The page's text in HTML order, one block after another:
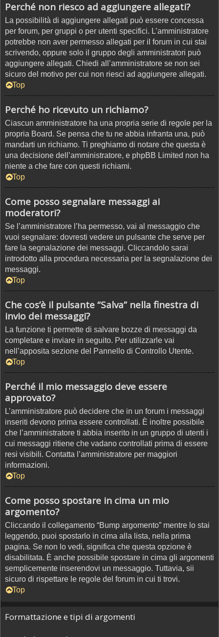
Perché non riesco ad aggiungere allegati?
La possibilità di aggiungere allegati può essere concessa
per forum, per gruppi o per utenti specifici. L’amministratore
potrebbe non aver permesso allegati per il forum in cui stai
scrivendo, oppure solo il gruppo degli amministratori può
aggiungere allegati. Chiedi all’amministratore se non sei
sicuro del motivo per cui non riesci ad aggiungere allegati.
Top
Perché ho ricevuto un richiamo?
Ciascun amministratore ha una propria serie di regole per la
propria Board. Se pensa che tu ne abbia infranta una, può
mandarti un richiamo. Ti preghiamo di notare che questa è
una decisione dell’amministratore, e phpBB Limited non ha
niente a che fare con questi richiami.
Top
Come posso segnalare messaggi ai
moderatori?
Se l’amministratore l’ha permesso, vai al messaggio che
vuoi segnalare: dovresti vedere un pulsante che serve per
fare la segnalazione dei messaggi. Cliccandolo sarai
introdotto alla procedura necessaria per la segnalazione dei
messaggi.
Top
Che cos’è il pulsante “Salva” nella finestra di
invio dei messaggi?
La funzione ti permette di salvare bozze di messaggi da
completare e inviare in seguito. Per utilizzarle vai
nell’apposita sezione del Pannello di Controllo Utente.
Top
Perché il mio messaggio deve essere
approvato?
L’amministratore può decidere che in un forum i messaggi
inseriti devono prima essere controllati. È inoltre possibile
che l’amministratore ti abbia inserito in un gruppo di utenti i
cui messaggi ritiene che vadano controllati prima di essere
resi visibili. Contatta l’amministratore per maggiori
informazioni.
Top
Come posso spostare in cima un mio
argomento?
Cliccando il collegamento “Bump argomento” mentre lo stai
leggendo, puoi spostarlo in cima alla lista, nella prima
pagina. Se non lo vedi, significa che questa opzione è
disabilitata. È anche possibile spostare in cima gli argomenti
semplicemente inserendovi un messaggio. Tuttavia, sii
sicuro di rispettare le regole del forum in cui ti trovi.
Top
Formattazione e tipi di argomenti